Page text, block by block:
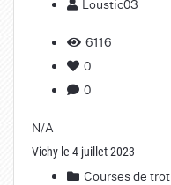
6116
0
0
N/A
Vichy le 4 juillet 2023
Courses de trot